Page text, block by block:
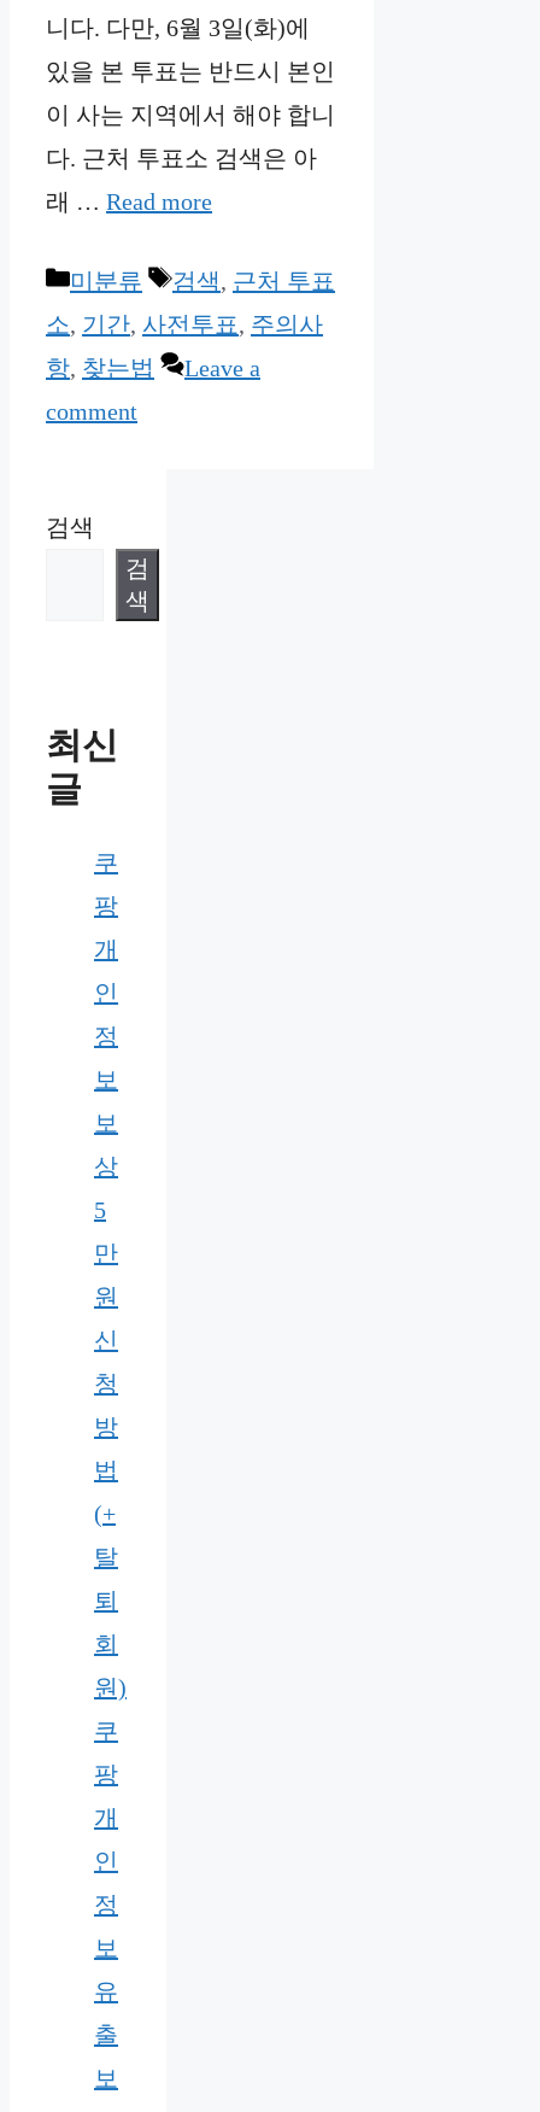
니다. 다만, 6월 3일(화)에
있을 본 투표는 반드시 본인
이 사는 지역에서 해야 합니
다. 근처 투표소 검색은 아
래 … Read more
Categories
미분류 Tags
검색, 근처 투표
소, 기간, 사전투표, 주의사
항, 찾는법
Leave a
comment
검색
검
색
최신
글
쿠
팡
개
인
정
보
보
상
5
만
원
신
청
방
법
(+
탈
퇴
회
원)
쿠
팡
개
인
정
보
유
출
보